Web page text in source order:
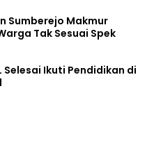
Sumberejo Makmur
Tak Sesuai Spek
Selesai Ikuti Pendidikan di